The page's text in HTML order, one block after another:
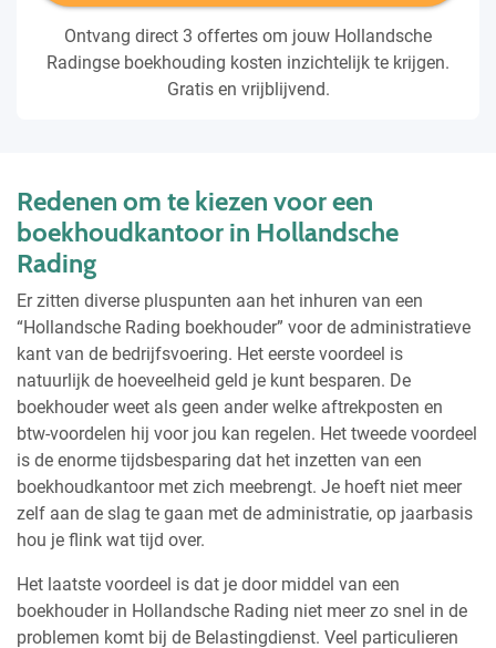
Ontvang direct 3 offertes om jouw Hollandsche
Radingse boekhouding kosten inzichtelijk te krijgen.
Gratis en vrijblijvend.
Redenen om te kiezen voor een
boekhoudkantoor in Hollandsche
Rading
Er zitten diverse pluspunten aan het inhuren van een
“Hollandsche Rading boekhouder” voor de administratieve
kant van de bedrijfsvoering. Het eerste voordeel is
natuurlijk de hoeveelheid geld je kunt besparen. De
boekhouder weet als geen ander welke aftrekposten en
btw-voordelen hij voor jou kan regelen. Het tweede voordeel
is de enorme tijdsbesparing dat het inzetten van een
boekhoudkantoor met zich meebrengt. Je hoeft niet meer
zelf aan de slag te gaan met de administratie, op jaarbasis
hou je flink wat tijd over.
Het laatste voordeel is dat je door middel van een
boekhouder in Hollandsche Rading niet meer zo snel in de
problemen komt bij de Belastingdienst. Veel particulieren